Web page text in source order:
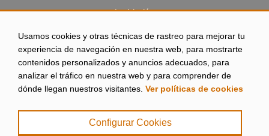
Usamos cookies y otras técnicas de rastreo para mejorar tu
experiencia de navegación en nuestra web, para mostrarte
contenidos personalizados y anuncios adecuados, para
analizar el tráfico en nuestra web y para comprender de
dónde llegan nuestros visitantes. Ver políticas de cookies
Configurar Cookies
Legislación
Empleo
Aviso legal
|
Política de Privacidad